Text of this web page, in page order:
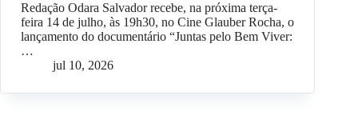
Redação Odara Salvador recebe, na próxima terça-
feira 14 de julho, às 19h30, no Cine Glauber Rocha, o
lançamento do documentário “Juntas pelo Bem Viver:
…
jul 10, 2026